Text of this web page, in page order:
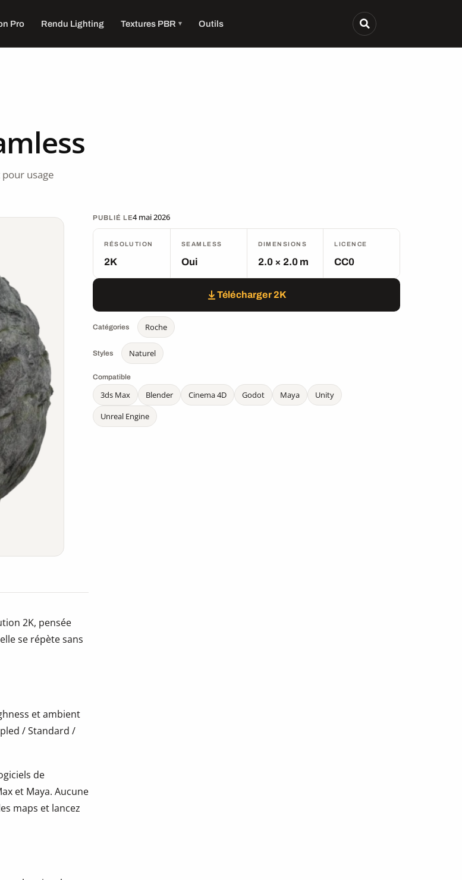
Pro Rendu Lighting Textures PBR Outils
usage
PUBLIÉ LE4 mai 2026
RÉSOLUTION
2K
SEAMLESS
Oui
DIMENSIONS
2.0 × 2.0 m
LICENCE
CC0
Télécharger 2K
Catégories Roche
Styles Naturel
Compatible
3ds Max Blender Cinema 4D Godot Maya
Unity
Unreal Engine
2K, pensée
se répète sans
et ambient
/ Standard /
de
et Maya. Aucune
maps et lancez